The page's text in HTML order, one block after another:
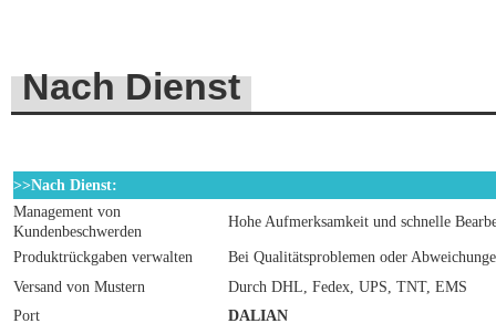
Nach Dienst
>>Nach Dienst:
Management von
Kundenbeschwerden
Hohe Aufmerksamkeit und schnelle
Produktrückgaben verwalten
Bei Qualitätsproblemen oder
Versand von Mustern
Durch DHL, Fedex, UPS, TNT, EMS
Port
DALIAN